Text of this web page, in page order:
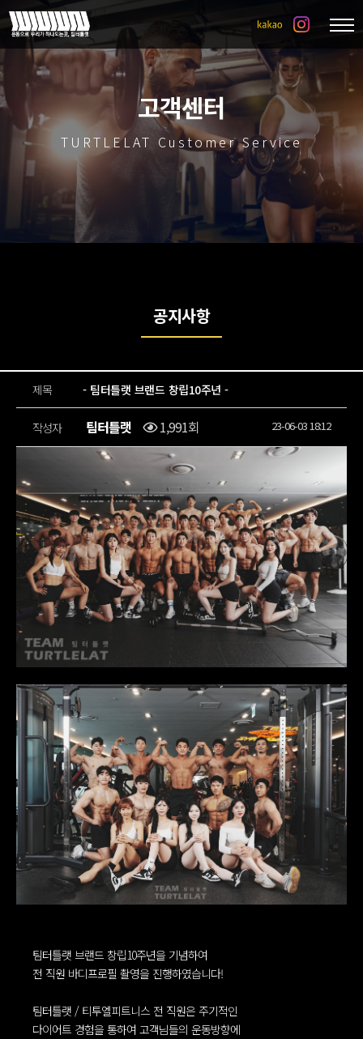
고객센터
TURTLELAT Customer Service
공지사항
제목 - 팀터틀랫 브랜드 창립10주년 -
작성자 팀터틀랫 1,991회 23-06-03 18:12
팀터틀랫 브랜드 창립10주년을 기념하여
전 직원 바디프로필 촬영을 진행하였습니다!
팀터틀랫 / 티투엘피트니스 전 직원은 주기적인
다이어트 경험을 통하여 고객님들의 운동방향에